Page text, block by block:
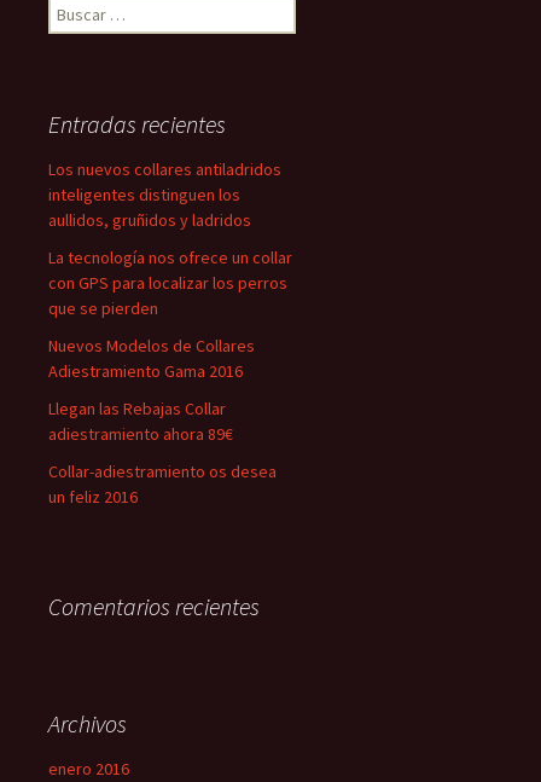
Buscar:
Entradas recientes
Los nuevos collares antiladridos
inteligentes distinguen los
aullidos, gruñidos y ladridos
La tecnología nos ofrece un collar
con GPS para localizar los perros
que se pierden
Nuevos Modelos de Collares
Adiestramiento Gama 2016
Llegan las Rebajas Collar
adiestramiento ahora 89€
Collar-adiestramiento os desea
un feliz 2016
Comentarios recientes
Archivos
enero 2016